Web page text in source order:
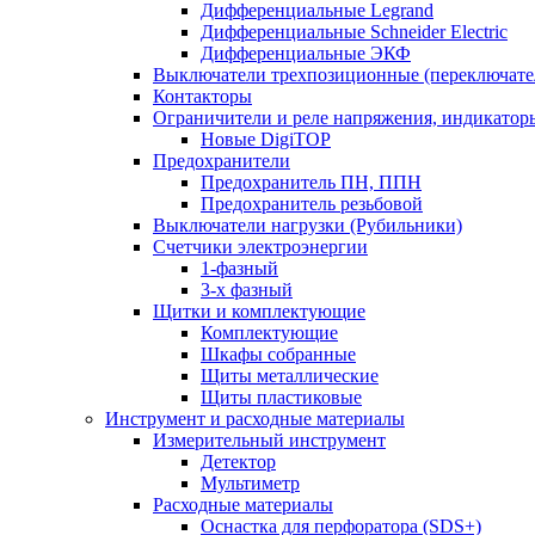
Дифференциальные Legrand
Дифференциальные Schneider Electric
Дифференциальные ЭКФ
Выключатели трехпозиционные
Контакторы
Ограничители и реле напряжения,
Новые DigiTOP
Предохранители
Предохранитель ПН, ППН
Предохранитель резьбовой
Выключатели нагрузки (Рубильники)
Счетчики электроэнергии
1-фазный
3-х фазный
Щитки и комплектующие
Комплектующие
Шкафы собранные
Щиты металлические
Щиты пластиковые
Инструмент и расходные материалы
Измерительный инструмент
Детектор
Мультиметр
Расходные материалы
Оснастка для перфоратора (SDS+)